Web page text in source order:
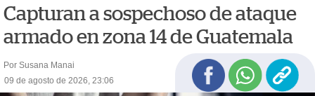
Capturan a sospechoso de ataque
armado en zona 14 de Guatemala
Por Susana Manai
09 de agosto de 2026, 23:06